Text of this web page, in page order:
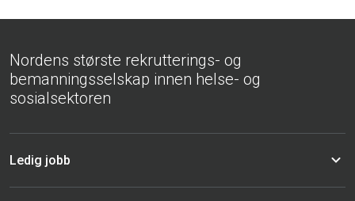
Nordens største rekrutterings- og
bemanningsselskap innen helse- og
sosialsektoren
Ledig jobb